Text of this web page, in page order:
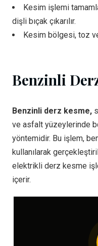
Kesim işlemi
dişli bıçak çıkarılır.
Kesim bölgesi, toz
Benzinli
Benzinli derz kesme,
ve asfalt yüzeylerinde
yöntemidir. Bu işlem,
kullanılarak
elektrikli derz kesme
içerir.